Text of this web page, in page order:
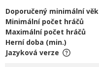
Doporučený minimální věk
Minimální počet hráčů
Maximální počet hráčů
Herní doba (min.)
Jazyková verze